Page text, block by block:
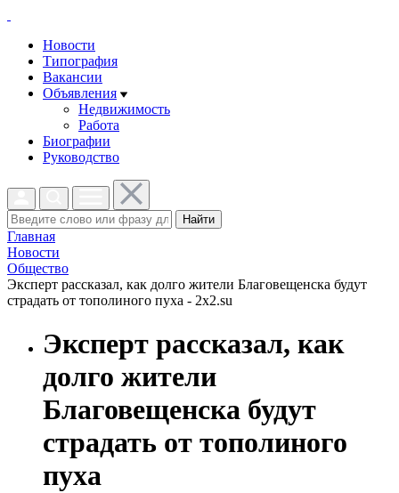
Новости
Типография
Вакансии
Объявления
Недвижимость
Работа
Биографии
Руководство
Найти
Главная
Новости
Общество
Эксперт рассказал, как долго жители Благовещенска будут
страдать от тополиного пуха - 2x2.su
Эксперт рассказал, как
долго жители
Благовещенска будут
страдать от тополиного
пуха